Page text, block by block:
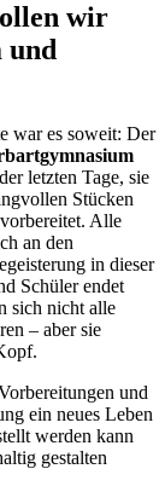
wir
war es soweit: Der
letzten Tage, sie
Stücken
Alle
an den
in dieser
Schüler endet
sich nicht alle
– aber sie
und
ein neues Leben
werden kann
gestalten